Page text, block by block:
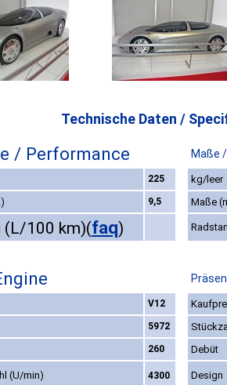
Technische Daten /
/ Performance Maße
225
kg/leer
9,5 Maße
(L/100 km)(faq)
V12
5972
260 Debüt
(U/min) 4300 Design